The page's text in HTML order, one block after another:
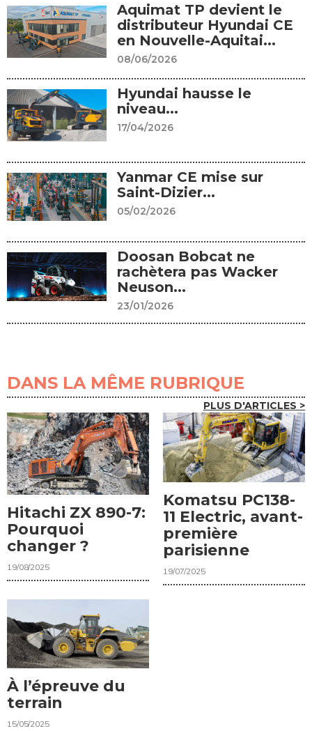
Aquimat TP devient le
distributeur Hyundai CE
en Nouvelle-Aquitai...
08/06/2026
Hyundai hausse le
niveau...
17/04/2026
Yanmar CE mise sur
Saint-Dizier...
05/02/2026
Doosan Bobcat ne
rachètera pas Wacker
Neuson...
23/01/2026
DANS LA MÊME RUBRIQUE
PLUS D'ARTICLES >
Hitachi ZX 890-7:
Pourquoi
changer ?
19/08/2025
Komatsu PC138-
11 Electric, avant-
première
parisienne
19/07/2025
À l’épreuve du
terrain
15/05/2025